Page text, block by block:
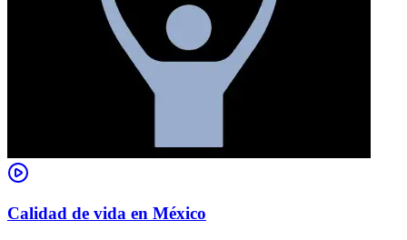
Calidad de vida en México